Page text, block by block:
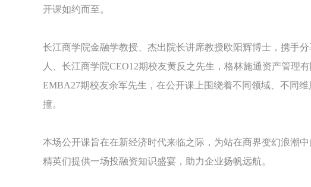
开课如约而至。
长江商学院金融学教授、杰出院长讲席教授欧阳辉博士，携手
人、长江商学院CEO12期校友黄反之先生，格林施通资产管理
EMBA27期校友余军先生，在公开课上围绕着不同领域、不同
撞。
本场公开课旨在在新经济时代来临之际，为站在商界变幻浪潮
精英们提供一场投融资知识盛宴，助力企业扬帆远航。